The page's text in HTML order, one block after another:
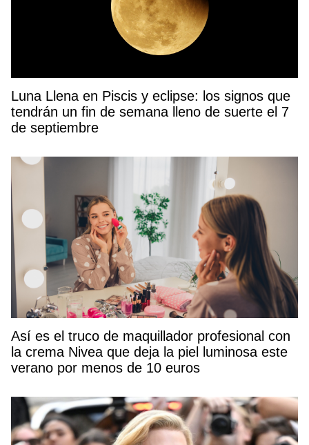
Luna Llena en Piscis y eclipse: los signos que
tendrán un fin de semana lleno de suerte el 7
de septiembre
Así es el truco de maquillador profesional con
la crema Nivea que deja la piel luminosa este
verano por menos de 10 euros